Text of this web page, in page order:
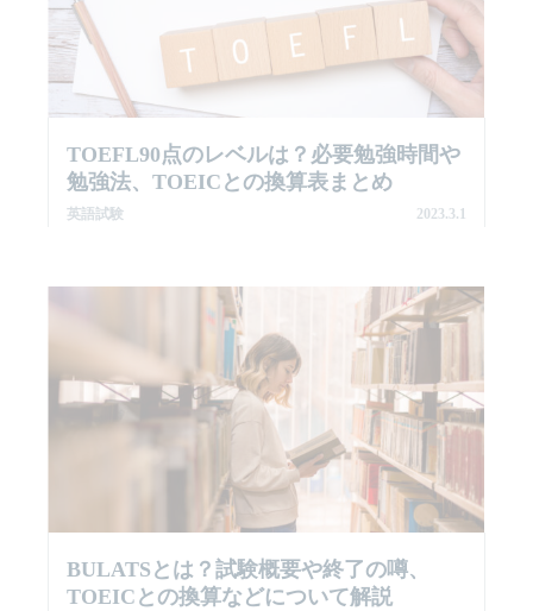
TOEFL90点のレベルは？必要勉強時間や
勉強法、TOEICとの換算表まとめ
英語試験 2023.3.1
BULATSとは？試験概要や終了の噂、
TOEICとの換算などについて解説